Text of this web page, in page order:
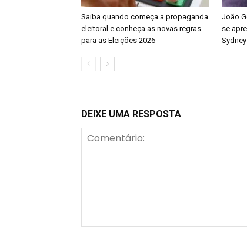
Saiba quando começa a propaganda
eleitoral e conheça as novas regras
para as Eleições 2026
João
se
Sydney
DEIXE UMA RESPOSTA